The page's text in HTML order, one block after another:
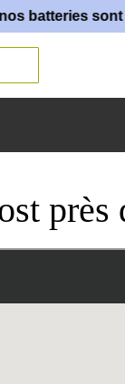
batteries sont
près